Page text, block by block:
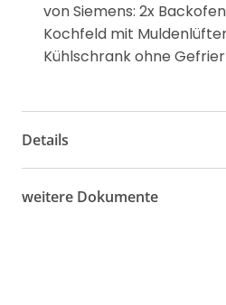
von Siemens: 2x Backofen
Kochfeld mit Muldenlüfter
Kühlschrank ohne
Details
weitere Dokumente